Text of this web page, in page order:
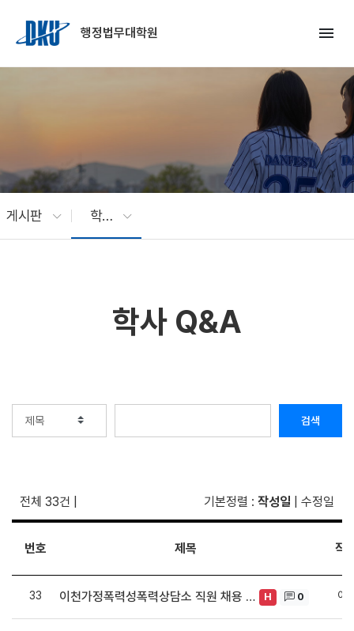
행정법무대학원
menu
게시판 학사 Q&A
학사 Q&A
검색
전체 33건 기본정렬 : 작성일 수정일
번호 제목 작
33 이천가정폭력성폭력상담소 직원 채용 공고(상담+강의) H 0 이